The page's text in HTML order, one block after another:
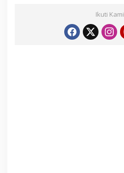
Ikuti Kami